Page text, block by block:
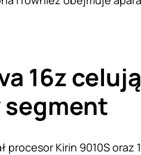
16z
Kirin 9010S oraz